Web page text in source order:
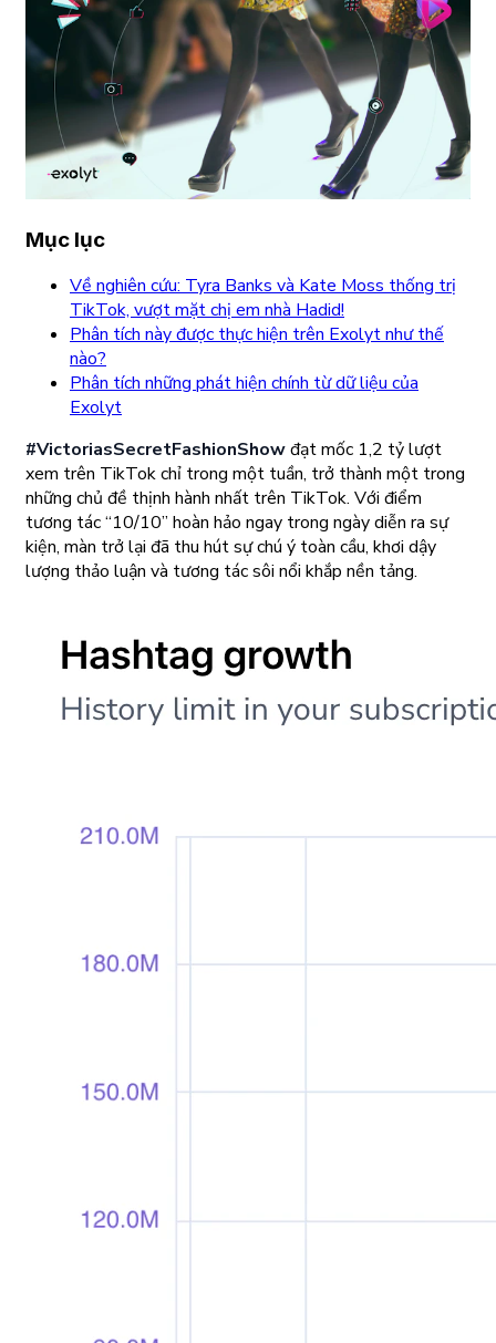
Mục lục
Về nghiên cứu: Tyra Banks và Kate Moss thống trị
TikTok, vượt mặt chị em nhà Hadid!
Phân tích này được thực hiện trên Exolyt như thế
nào?
Phân tích những phát hiện chính từ dữ liệu của
Exolyt
#VictoriasSecretFashionShowđạt mốc 1,2 tỷ lượt
xem trên TikTok chỉ trong một tuần, trở thành một trong
những chủ đề thịnh hành nhất trên TikTok. Với điểm
tương tác “10/10” hoàn hảo ngay trong ngày diễn ra sự
kiện, màn trở lại đã thu hút sự chú ý toàn cầu, khơi dậy
lượng thảo luận và tương tác sôi nổi khắp nền tảng.